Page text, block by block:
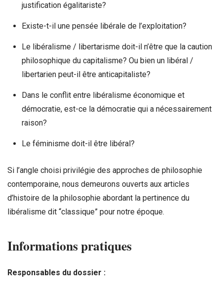
justification égalitariste?
Existe-t-il une pensée libérale de l’exploitation?
Le libéralisme / libertarisme doit-il n’être que la caution
philosophique du capitalisme? Ou bien un libéral /
libertarien peut-il être anticapitaliste?
Dans le conflit entre libéralisme économique et
démocratie, est-ce la démocratie qui a nécessairement
raison?
Le féminisme doit-il être libéral?
Si l’angle choisi privilégie des approches de philosophie
contemporaine, nous demeurons ouverts aux articles
d’histoire de la philosophie abordant la pertinence du
libéralisme dit “classique” pour notre époque.
Informations pratiques
Responsables du dossier :